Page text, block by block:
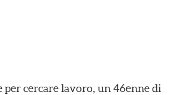
cercare lavoro, un 46enne di